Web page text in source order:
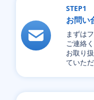
STEP1
お問い
まずは
ご連絡
お取り
ていた